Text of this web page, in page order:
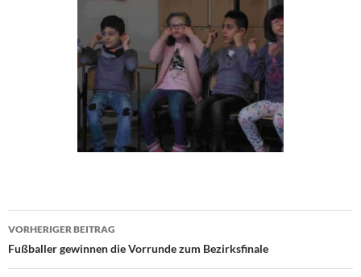
Beitragsnavigation
VORHERIGER BEITRAG
Fußballer gewinnen die Vorrunde zum Bezirksfinale